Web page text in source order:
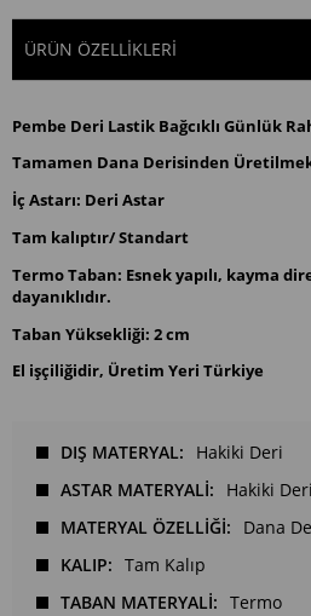
ÜRÜN ÖZELLIKLERI
Pembe Deri Lastik Bağcıklı Günlük
Tamamen Dana Derisinden
İç Astarı: Deri Astar
Tam kalıptır/ Standart
Termo Taban: Esnek yapılı, kayma
dayanıklıdır.
Taban Yüksekliği: 2 cm
El işçiliğidir, Üretim Yeri Türkiye
DIŞ MATERYAL
Hakiki Deri
ASTAR MATERYALİ
Hakiki Deri
MATERYAL ÖZELLİĞİ
Dana
KALIP
Tam Kalıp
TABAN MATERYALİ
Termo